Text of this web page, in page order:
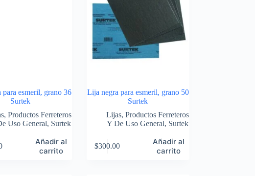
para esmeril, grano 36
Surtek
,Productos Ferreteros
Uso General, Surtek
Añadir al
carrito
Lija negra para esmeril, grano 50
Surtek
Lijas,Productos Ferreteros
Y De Uso General, Surtek
$300.00
Añadir al
carrito